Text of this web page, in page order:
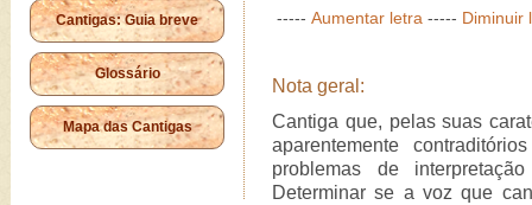
Cantigas: Guia breve
Glossário
Mapa das Cantigas
----- Aumentar letra ----- Diminuir
Nota geral:
Cantiga que, pelas suas
aparentemente
problemas de
Determinar se a voz que